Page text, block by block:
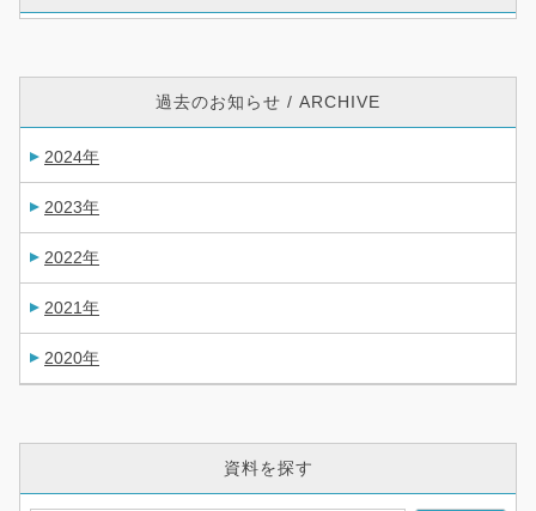
過去のお知らせ / ARCHIVE
2024年
2023年
2022年
2021年
2020年
資料を探す